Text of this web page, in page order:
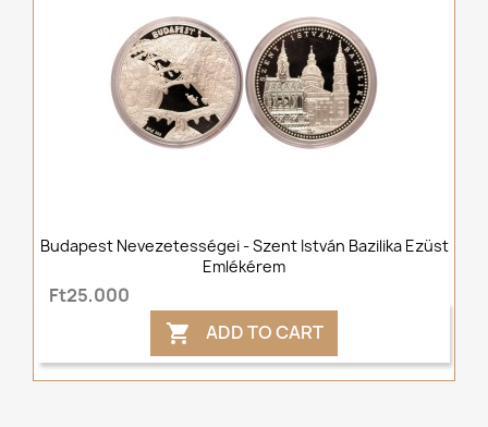
Budapest Nevezetességei - Szent István Bazilika Ezüst
Emlékérem
Ft25,000
 ADD TO CART